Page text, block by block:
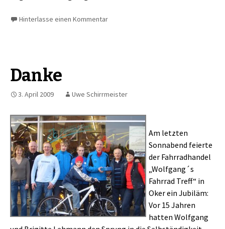
Hinterlasse einen Kommentar
Danke
3. April 2009 Uwe Schirrmeister
Am letzten
Sonnabend feierte
der Fahrradhandel
„Wolfgang´s
Fahrrad Treff“ in
Oker ein Jubiläm:
Vor 15 Jahren
hatten Wolfgang